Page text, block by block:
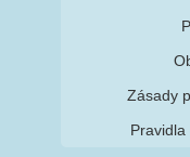
Zásady